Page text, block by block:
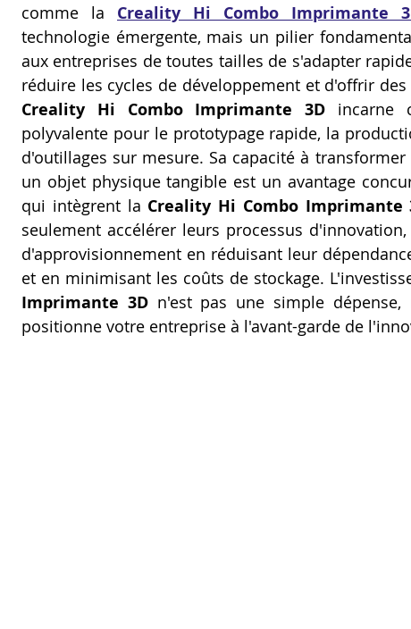
sur l'impression 3D, Artillery M1 pro Creality HI combo
impresssion 3D formation CPF
comme la Creality Hi Combo Imprimante
technologie émergente, mais un pilier
aux entreprises de toutes tailles de s'adapter
Creality Hi Combo Imprimante 3D incarne
polyvalente pour le prototypage rapide, la
d'outillages sur mesure. Sa capacité à
un objet physique tangible est un avantage
qui intègrent la Creality Hi Combo Imprimante
seulement accélérer leurs processus
d'approvisionnement en réduisant leur
et en minimisant les coûts de stockage.
Imprimante 3D n'est pas une simple dépense,
positionne votre entreprise à l'avant-garde de